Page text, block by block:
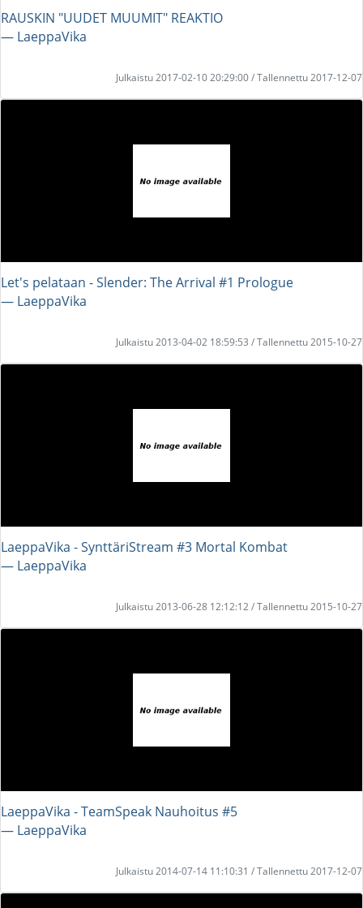
RAUSKIN "UUDET MUUMIT" REAKTIO
― LaeppaVika
Julkaistu 2017-02-10 20:29:00 / Tallennettu 2017-12-07
Let's pelataan - Slender: The Arrival #1 Prologue
― LaeppaVika
Julkaistu 2013-04-02 18:59:53 / Tallennettu 2015-10-27
LaeppaVika - SynttäriStream #3 Mortal Kombat
― LaeppaVika
Julkaistu 2013-06-28 12:12:12 / Tallennettu 2015-10-27
LaeppaVika - TeamSpeak Nauhoitus #5
― LaeppaVika
Julkaistu 2014-07-14 11:10:31 / Tallennettu 2017-12-07